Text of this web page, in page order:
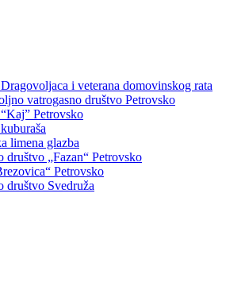
i veterana domovinskog rata
vatrogasno društvo Petrovsko
Petrovsko
limena glazba
društvo „Fazan“ Petrovsko
Petrovsko
društvo Svedruža